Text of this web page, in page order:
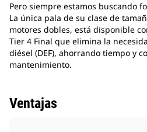
Pero siempre estamos buscando
La única pala de su clase de
motores dobles, está disponible
Tier 4 Final que elimina la
diésel (DEF), ahorrando tiempo y
mantenimiento.
Ventajas